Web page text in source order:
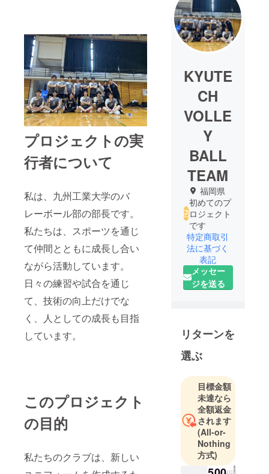
プロジェクトの実
行者について
私は、九州工業大学のバ
レーボール部の部長です。
私たちは、スポーツを通じ
て仲間とともに成長し合い
ながら活動しています。
日々の練習や試合を通じ
て、技術の向上だけでな
く、人としての成長も目指
しています。
このプロジェクト
の目的
私たちのクラブは、新しい
KYUTE
CH
VOLLE
Y
BALL
TEAM
福岡県
初めてのプ
ロジェクト
です
特定商取引
法に基づく
表記
メッセー
ジを送る
リターンを
選ぶ
目標金額
未達なら
全額返金
されます
(All-or-
Nothing
方式)